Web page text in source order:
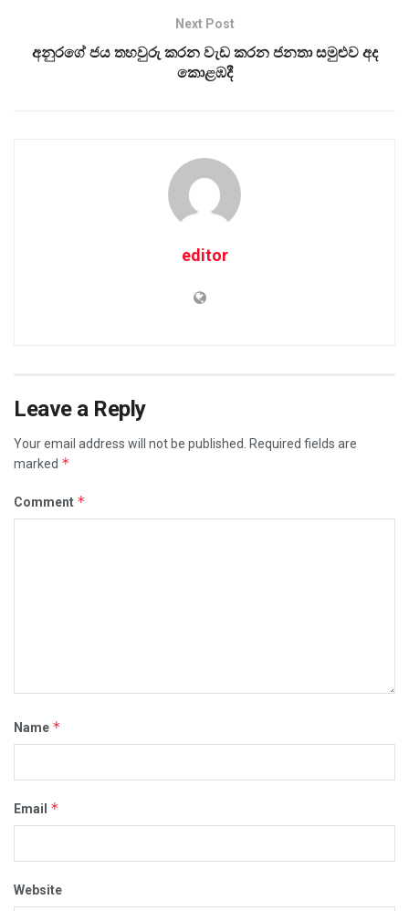
Next Post
අනුරගේ ජය තහවුරු කරන වැඩ කරන ජනතා සමුළුව අද
කොළඹදී
editor
Leave a Reply
Your email address will not be published.
Required fields are
marked *
Comment *
Name *
Email *
Website